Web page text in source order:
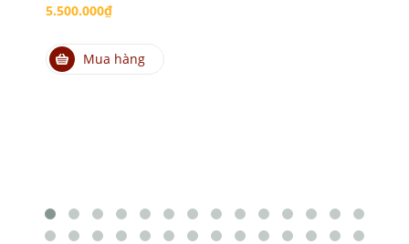
5.500.000₫
Mua hàng